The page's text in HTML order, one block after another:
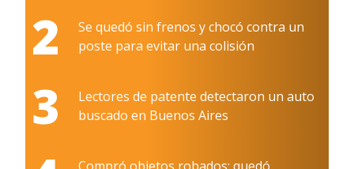
2
Se quedó sin frenos y chocó contra un
poste para evitar una colisión
3
Lectores de patente detectaron un auto
buscado en Buenos Aires
Compró objetos robados: quedó